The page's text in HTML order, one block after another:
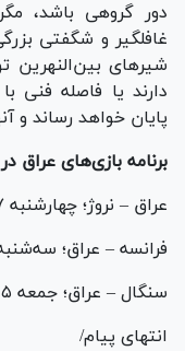
دور گروهی باشد،
شیر‌های بین‌النهرین
دارند یا فاصله فنی
پایان خواهد رساند و
برنامه بازی‌های عراق
عراق – نروژ؛ چهارشنبه ۲۷ خرداد ساعت ۱:۳۰
فرانسه – عراق؛ سه‌شنبه ۲ تیر ساعت
سنگال – عراق؛ جمعه ۵ تیر ساعت ۲۲:۳۰
انتهای پیام/